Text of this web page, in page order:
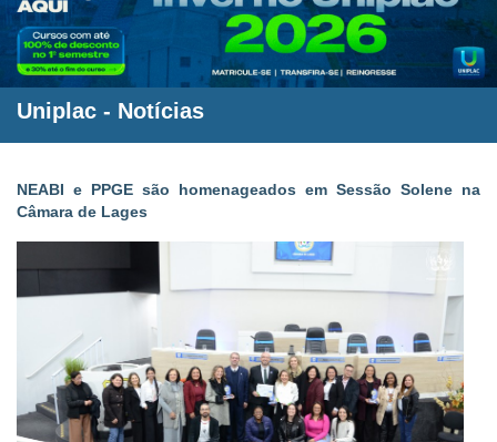
Uniplac - Notícias
NEABI e PPGE são homenageados em Sessão Solene na
Câmara de Lages